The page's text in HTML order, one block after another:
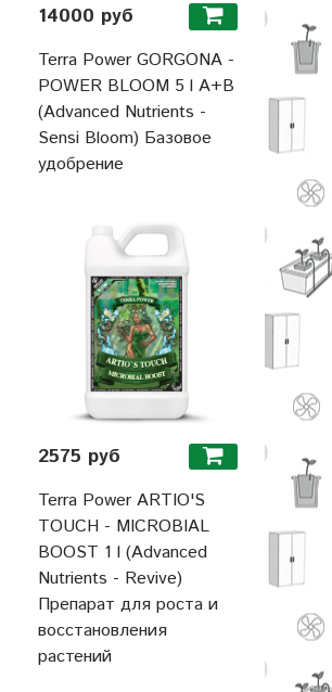
14000 руб
Terra Power GORGONA -
POWER BLOOM 5 l A+B
(Advanced Nutrients -
Sensi Bloom) Базовое
удобрение
2575 руб
Terra Power ARTIO'S
TOUCH - MICROBIAL
BOOST 1 l (Advanced
Nutrients - Revive)
Препарат для роста и
восстановления
растений